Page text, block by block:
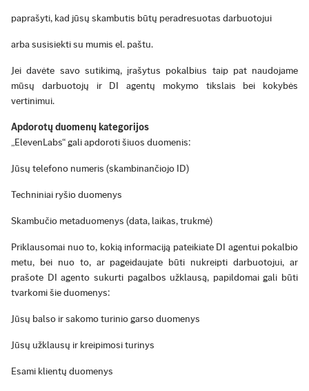
paprašyti, kad jūsų skambutis būtų peradresuotas darbuotojui
arba susisiekti su mumis el. paštu.
Jei davėte savo sutikimą, įrašytus pokalbius taip pat naudojame
mūsų darbuotojų ir DI agentų mokymo tikslais bei kokybės
vertinimui.
Apdorotų duomenų kategorijos
„ElevenLabs“ gali apdoroti šiuos duomenis:
Jūsų telefono numeris (skambinančiojo ID)
Techniniai ryšio duomenys
Skambučio metaduomenys (data, laikas, trukmė)
Priklausomai nuo to, kokią informaciją pateikiate DI agentui pokalbio
metu, bei nuo to, ar pageidaujate būti nukreipti darbuotojui, ar
prašote DI agento sukurti pagalbos užklausą, papildomai gali būti
tvarkomi šie duomenys:
Jūsų balso ir sakomo turinio garso duomenys
Jūsų užklausų ir kreipimosi turinys
Esami klientų duomenys